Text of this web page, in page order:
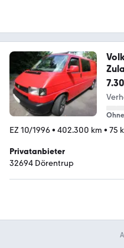
EZ 10/1996• 402.300 km • 75
Privatanbieter
32694 Dörentrup